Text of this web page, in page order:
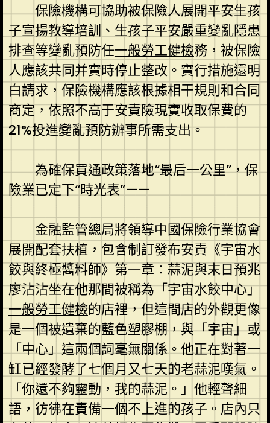
保險機構可協助被保險人展開平安生孩
子宣揚教導培訓、生孩子平安嚴重變亂隱患
排查等變亂預防任一般勞工健檢務，被保險
人應該共同并實時停止整改。實行措施還明
白請求，保險機構應該根據相干規則和合同
商定，依照不高于安責險現實收取保費的
21%投進變亂預防辦事所需支出。
為確保買通政策落地“最后一公里”，保
險業已定下“時光表”——
金融監管總局將領導中國保險行業協會
展開配套扶植，包含制訂發布安責《宇宙水
餃與終極醬料師》第一章：蒜泥與末日預兆
廖沾沾坐在他那間被稱為「宇宙水餃中心」
一般勞工健檢的店裡，但這間店的外觀更像
是一個被遺棄的藍色塑膠棚，與「宇宙」或
「中心」這兩個詞毫無關係。他正在對著一
缸已經發酵了七個月又七天的老蒜泥嘆氣。
「你還不夠靈動，我的蒜泥。」他輕聲細
語，彷彿在責備一個不上進的孩子。店內只